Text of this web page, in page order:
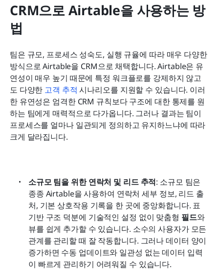
CRM으로 Airtable을 사용하는 방
법
팀은 규모, 프로세스 성숙도, 실행 규율에 따라 매우 다양한
방식으로 Airtable을 CRM으로 채택합니다. Airtable은 유
연성이 매우 높기 때문에 특정 워크플로를 강제하지 않고
도 다양한 고객 추적 시나리오를 지원할 수 있습니다. 이러
한 유연성은 엄격한 CRM 규칙보다 구조에 대한 통제를 원
하는 팀에게 매력적으로 다가옵니다. 그러나 결과는 팀이
프로세스를 얼마나 일관되게 정의하고 유지하느냐에 따라
크게 달라집니다.
소규모 팀을 위한 연락처 및 리드 추적: 소규모 팀은
종종 Airtable을 사용하여 연락처 세부 정보, 리드 출
처, 기본 상호작용 기록을 한 곳에 중앙화합니다. 표
기반 구조 덕분에 기술적인 설정 없이 맞춤형 필드와
뷰를 쉽게 추가할 수 있습니다. 소수의 사용자가 모든
관계를 관리할 때 잘 작동합니다. 그러나 데이터 양이
증가하면 수동 업데이트와 일관성 없는 데이터 입력
이 빠르게 관리하기 어려워질 수 있습니다.